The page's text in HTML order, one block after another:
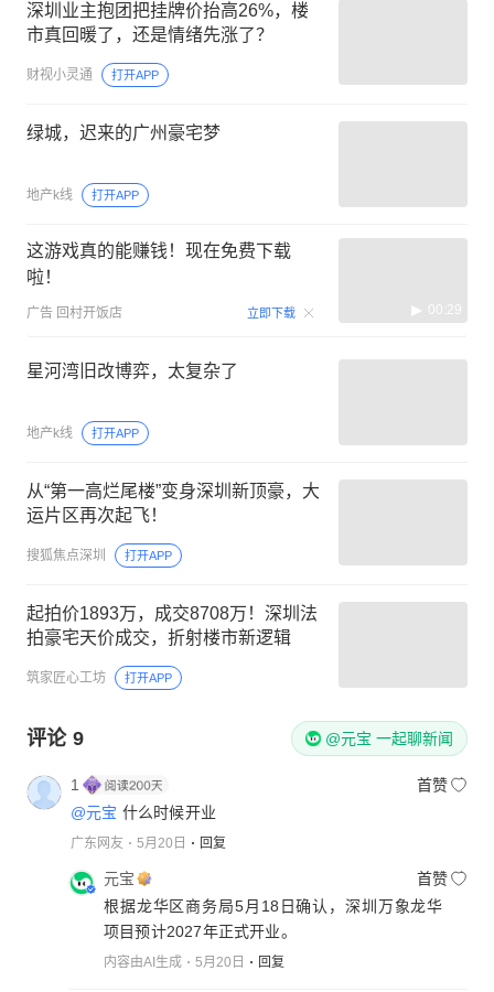
深圳业主抱团把挂牌价抬高26%，楼
市真回暖了，还是情绪先涨了？
财视小灵通 打开APP
绿城，迟来的广州豪宅梦
地产k线 打开APP
这游戏真的能赚钱！现在免费下载
啦！
广告 回村开饭店 立即下载 00:29
星河湾旧改博弈，太复杂了
地产k线 打开APP
从“第一高烂尾楼”变身深圳新顶豪，大
运片区再次起飞！
搜狐焦点深圳 打开APP
起拍价1893万，成交8708万！深圳法
拍豪宅天价成交，折射楼市新逻辑
筑家匠心工坊 打开APP
评论 9 @元宝 一起聊新闻
1
首赞
@元宝 什么时候开业
广东网友 5月20日 回复
元宝
首赞
根据龙华区商务局5月18日确认，深圳万象龙华
项目预计2027年正式开业。
内容由AI生成 5月20日 回复